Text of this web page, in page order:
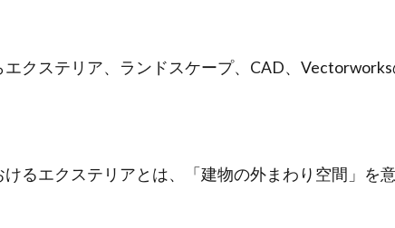
クステリア、ランドスケープ、CAD、Vectorworks
るエクステリアとは、「建物の外まわり空間」を